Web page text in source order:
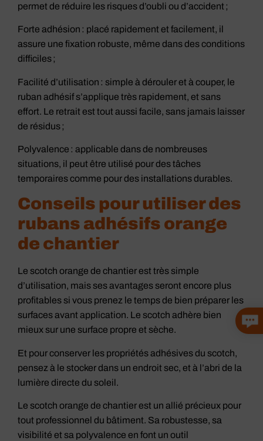
permet de réduire les risques d’oubli ou d’accident ;
Forte adhésion : placé rapidement et facilement, il
assure une fixation robuste, même dans des conditions
difficiles ;
Facilité d’utilisation : simple à dérouler et à couper, le
ruban adhésif s’applique très rapidement, et sans
effort. Le retrait est tout aussi facile, sans jamais laisser
de résidus ;
Polyvalence : applicable dans de nombreuses
situations, il peut être utilisé pour des tâches
temporaires comme pour des installations durables.
Conseils pour utiliser des
rubans adhésifs orange
de chantier
Le scotch orange de chantier est très simple
d’utilisation, mais ses avantages seront encore plus
profitables si vous prenez le temps de bien préparer les
surfaces avant application. Le scotch adhère bien
mieux sur une surface propre et sèche.
Et pour conserver les propriétés adhésives du scotch,
pensez à le stocker dans un endroit sec, et à l’abri de la
lumière directe du soleil.
Le scotch orange de chantier est un allié précieux pour
tout professionnel du bâtiment. Sa robustesse, sa
visibilité et sa polyvalence en font un outil